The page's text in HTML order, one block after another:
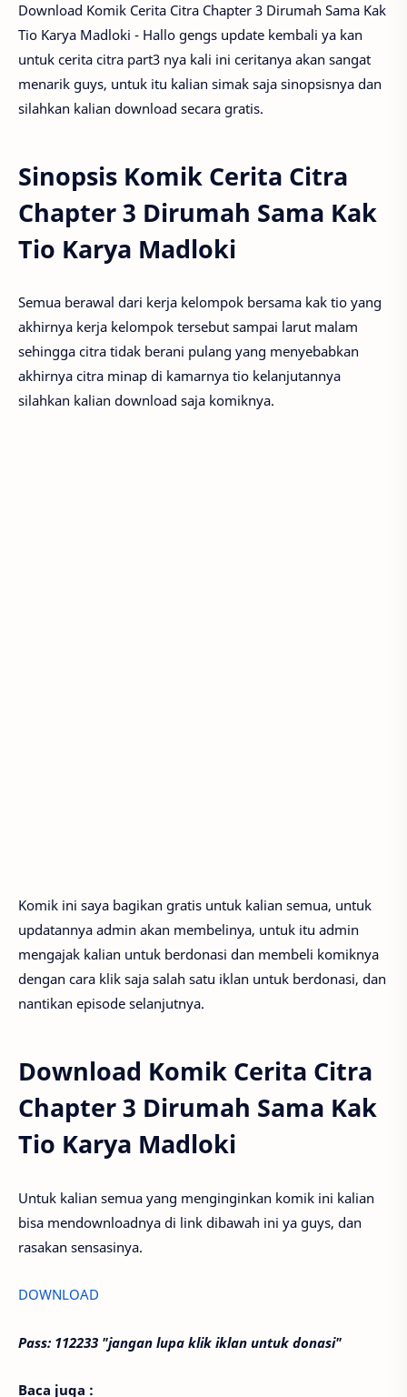
Download Komik Cerita Citra Chapter 3 Dirumah Sama Kak
Tio Karya Madloki - Hallo gengs update kembali ya kan
untuk cerita citra part3 nya kali ini ceritanya akan sangat
menarik guys, untuk itu kalian simak saja sinopsisnya dan
silahkan kalian download secara gratis.
Sinopsis Komik Cerita Citra
Chapter 3 Dirumah Sama Kak
Tio Karya Madloki
Semua berawal dari kerja kelompok bersama kak tio yang
akhirnya kerja kelompok tersebut sampai larut malam
sehingga citra tidak berani pulang yang menyebabkan
akhirnya citra minap di kamarnya tio kelanjutannya
silahkan kalian download saja komiknya.
Komik ini saya bagikan gratis untuk kalian semua, untuk
updatannya admin akan membelinya, untuk itu admin
mengajak kalian untuk berdonasi dan membeli komiknya
dengan cara klik saja salah satu iklan untuk berdonasi, dan
nantikan episode selanjutnya.
Download Komik Cerita Citra
Chapter 3 Dirumah Sama Kak
Tio Karya Madloki
Untuk kalian semua yang menginginkan komik ini kalian
bisa mendownloadnya di link dibawah ini ya guys, dan
rasakan sensasinya.
DOWNLOAD
Pass: 112233 "jangan lupa klik iklan untuk donasi"
Baca juga :